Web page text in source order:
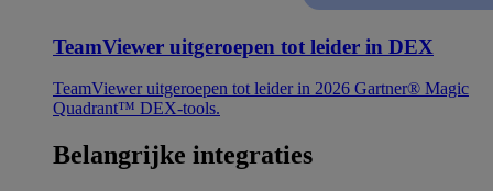
TeamViewer uitgeroepen tot leider in DEX
TeamViewer uitgeroepen tot leider in 2026 Gartner® Magic
Quadrant™ DEX-tools.
Belangrijke integraties